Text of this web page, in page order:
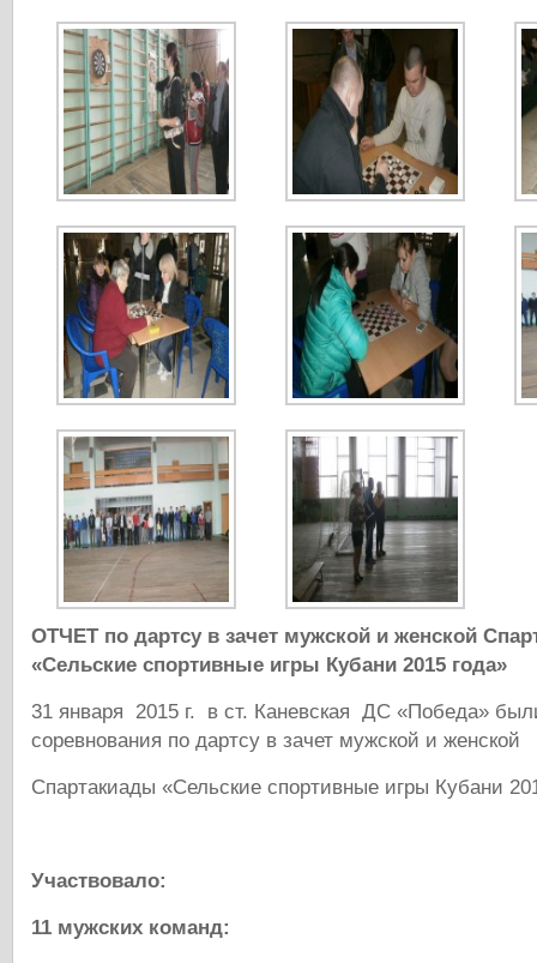
ОТЧЕТ по дартсу в зачет мужской и женской
«Сельские спортивные игры Кубани 2015 года»
31 января 2015 г. в ст. Каневская ДС «Победа»
соревнования по дартсу в зачет мужской и женской
Спартакиады «Сельские спортивные игры Кубани
Участвовало:
11 мужских команд: